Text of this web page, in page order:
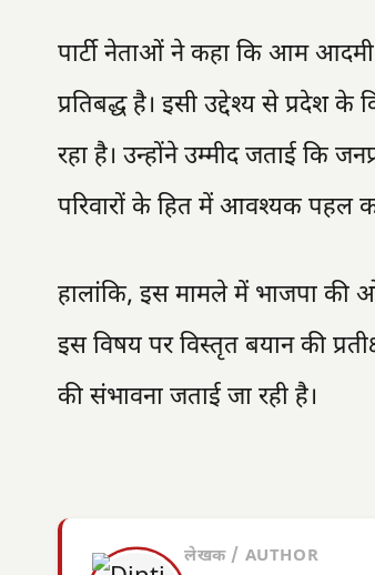
पार्टी नेताओं ने कहा कि आम आदमी
प्रतिबद्ध है। इसी उद्देश्य से प्रदेश
रहा है। उन्होंने उम्मीद जताई कि
परिवारों के हित में आवश्यक पहल
हालांकि, इस मामले में भाजपा की
इस विषय पर विस्तृत बयान की
की संभावना जताई जा रही है।
लेखक / AUTHOR